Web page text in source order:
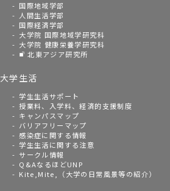
国際地域学部
人間生活学部
国際経済学部
大学院 国際地域学研究科
大学院 健康栄養学研究科
北東アジア研究所
大学生活
学生生活サポート
授業料、入学料、経済的支援制度
キャンパスマップ
バリアフリーマップ
感染症に関する情報
学生生活に関する注意
サークル情報
Q&AなるほどUNP
Kite,Mite,（大学の日常風景等の紹介）